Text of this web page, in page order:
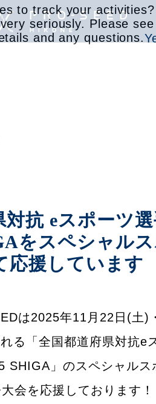
対抗 eスポーツ
をスペシャル
応援しています
は2025年11月22日(土)
る「全国都道府県対抗e
SHIGA」のスペシャルス
会を応援しております！
to track your
seriously. Please
and any questions.